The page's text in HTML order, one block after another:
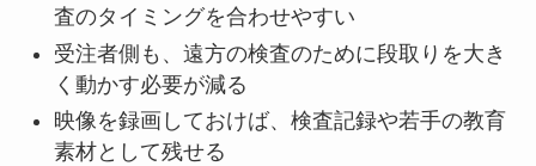
査のタイミングを合わせやすい
受注者側も、遠方の検査のために段取りを大き
く動かす必要が減る
映像を録画しておけば、検査記録や若手の教育
素材として残せる